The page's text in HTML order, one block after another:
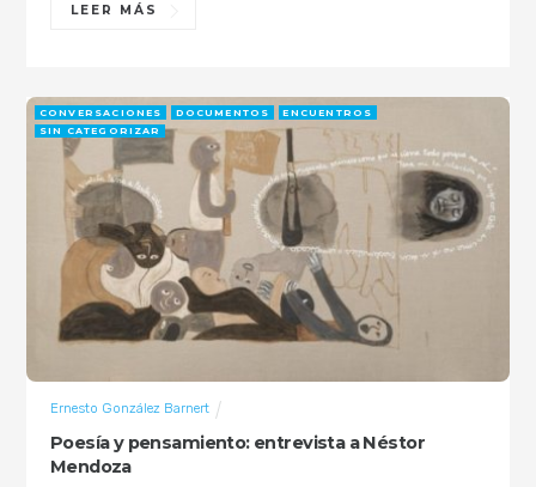
LEER MÁS
Poesía y pensamiento: entrevista a Néstor
Mendoza
Ernesto González Barnert
CONVERSACIONES DOCUMENTOS
ENCUENTROS
SIN CATEGORIZAR